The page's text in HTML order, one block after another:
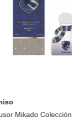
Mikado Colección